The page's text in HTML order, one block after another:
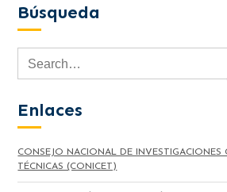
Búsqueda
Enlaces
CONSEJO NACIONAL DE INVESTIGACIONES
TÉCNICAS (CONICET)